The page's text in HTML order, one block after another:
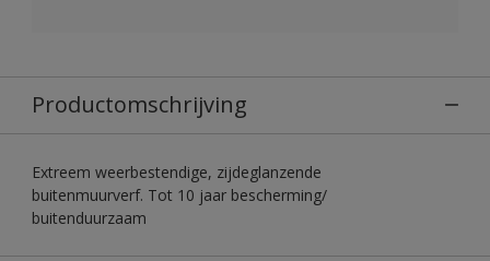
Productomschrijving
Extreem weerbestendige, zijdeglanzende
buitenmuurverf. Tot 10 jaar bescherming/
buitenduurzaam